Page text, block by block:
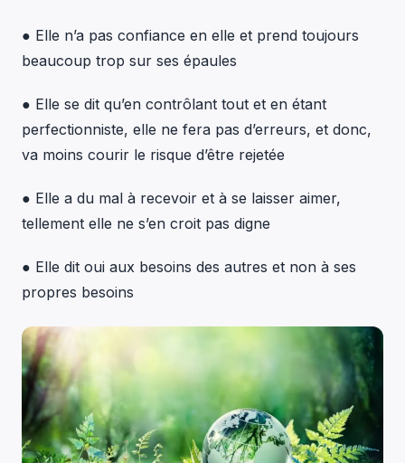
● Elle n’a pas confiance en elle et prend toujours
beaucoup trop sur ses épaules
● Elle se dit qu’en contrôlant tout et en étant
perfectionniste, elle ne fera pas d’erreurs, et donc,
va moins courir le risque d’être rejetée
● Elle a du mal à recevoir et à se laisser aimer,
tellement elle ne s’en croit pas digne
● Elle dit oui aux besoins des autres et non à ses
propres besoins